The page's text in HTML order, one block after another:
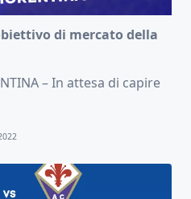
di mercato della
– In attesa di capire